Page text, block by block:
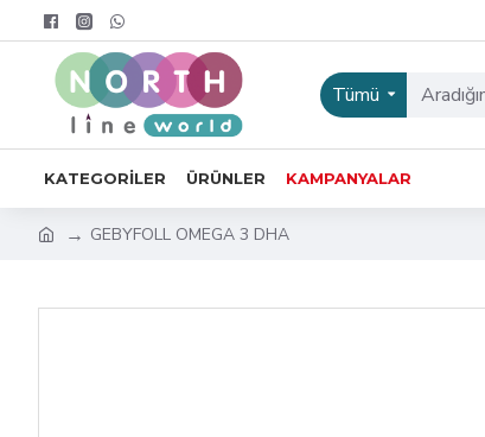
Tümü
KATEGORILER ÜRÜNLER KAMPANYALAR
GEBYFOLL OMEGA 3 DHA